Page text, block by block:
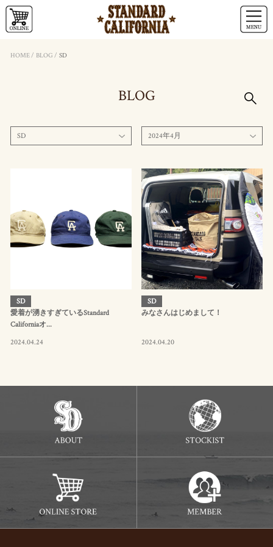
HOME/ BLOG / SD
BLOG
SD 2024年4月
SD
愛着が湧きすぎているStandard
Californiaオ...
2024.04.24
SD
みなさんはじめまして！
2024.04.20